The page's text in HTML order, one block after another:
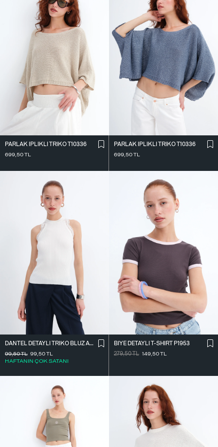
PARLAK İ̇PLIKLI TRIKO T10336
699,50TL
PARLAK İ̇PLIKLI TRIKO T10336
699,50TL
DANTEL DETAYLI TRIKO BLUZ A2957
99,50TL
HAFTANIN ÇOK SATANI
99,50TL
BIYE DETAYLI T-SHIRT P1953
279,50TL 149,50TL